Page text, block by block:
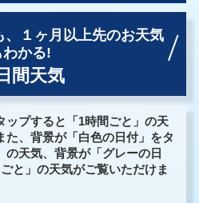
１ヶ月以上先のお天気
わかる!
間天気
ップすると「1時間ごと」の天
た、背景が「白色の日付」をタ
の天気、背景が「グレーの日
と」の天気がご覧いただけま